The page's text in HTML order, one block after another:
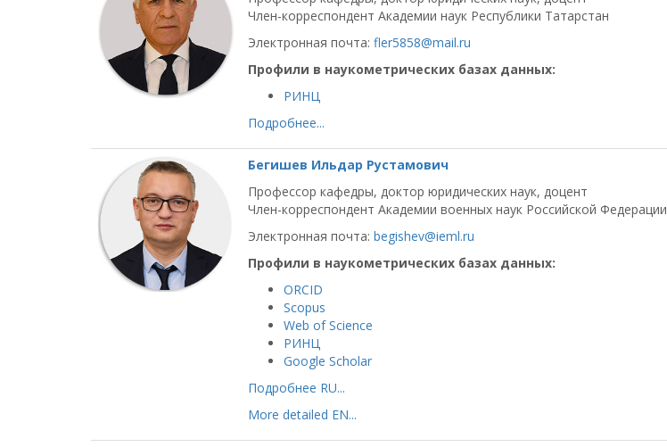
Член-корреспондент Академии наук Республики Татарстан
Электронная почта: fler5858@mail.ru
Профили в наукометрических базах данных:
РИНЦ
Подробнее...
Бегишев Ильдар Рустамович
Профессор кафедры, доктор юридических наук, доцент
Член-корреспондент Академии военных наук Российской Федерации
Электронная почта: begishev@ieml.ru
Профили в наукометрических базах данных:
ORCID
Scopus
Web of Science
РИНЦ
Google Scholar
Подробнее RU...
More detailed EN...